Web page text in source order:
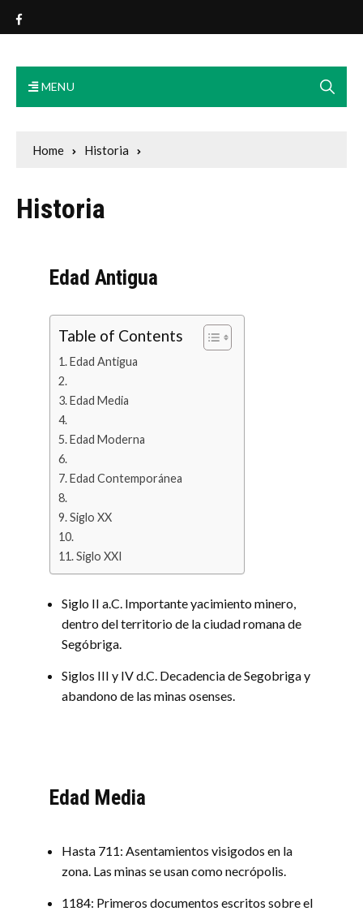
Exmo. Ayuntamiento Osa de
la Vega
MENU
Home Historia
Historia
Edad Antigua
Table of Contents
Edad Antigua
Edad Media
Edad Moderna
Edad Contemporánea
Siglo XX
Siglo XXI
Siglo II a.C. Importante yacimiento minero,
dentro del territorio de la ciudad romana de
Segóbriga.
Siglos III y IV d.C. Decadencia de Segobriga y
abandono de las minas osenses.
Edad Media
Hasta 711: Asentamientos visigodos en la
zona. Las minas se usan como necrópolis.
1184: Primeros documentos escritos sobre el